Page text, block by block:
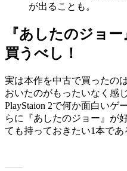
が出ることも。
『あしたのジョ
買うべし！
実は本作を中古で買ったの
おいたのがもったいなく感
PlayStaion 2で何か面白いゲ
らに『あしたのジョー』が
ても持っておきたい1本であ